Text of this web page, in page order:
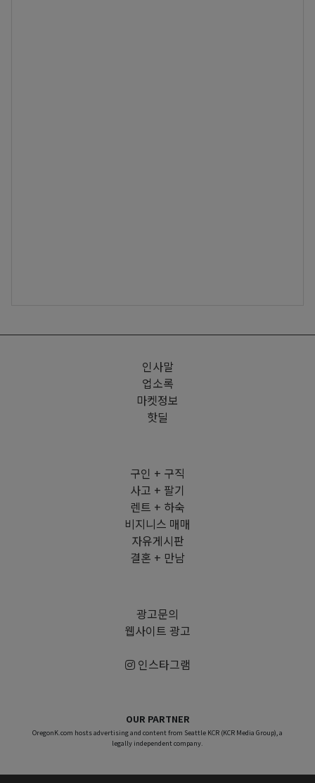
인사말
업소록
마켓정보
핫딜
구인 + 구직
사고 + 팔기
렌트 + 하숙
비지니스 매매
자유게시판
결혼 + 만남
광고문의
웹사이트 광고
인스타그램
OUR PARTNER
OregonK.com hosts advertising and content from Seattle KCR (KCR Media Group), a
legally independent company.